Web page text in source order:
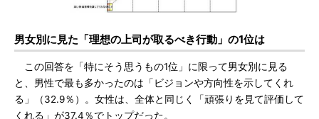
男女別に見た「理想の上司が取るべき行動」の1位は
この回答を「特にそう思うもの1位」に限って男女別に見る
と、男性で最も多かったのは「ビジョンや方向性を示してくれ
る」（32.9％）。女性は、全体と同じく「頑張りを見て評価して
くれる」が37.4％でトップだった。